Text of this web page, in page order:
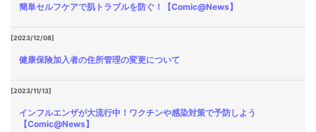
簡単セルフケアで肌トラブルを防ぐ！【Comic@News】
[2023/12/08]
健康保険加入者の住所管理の変更について
[2023/11/13]
インフルエンザが大流行中！ワクチンや感染対策で予防しよう
【Comic@News】